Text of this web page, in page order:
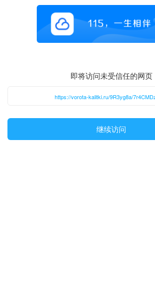
即将访问未受信任的网页
https://vorota-kalitki.ru/9R3yg8a/
继续访问